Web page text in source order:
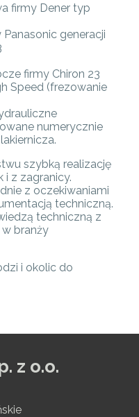
firmy Dener typ
generacji
firmy Chiron 23
Speed (frezowanie
numerycznie
szybką realizację
i z zagranicy.
z oczekiwaniami
techniczną.
techniczną z
branży
i okolic do
z o.o.